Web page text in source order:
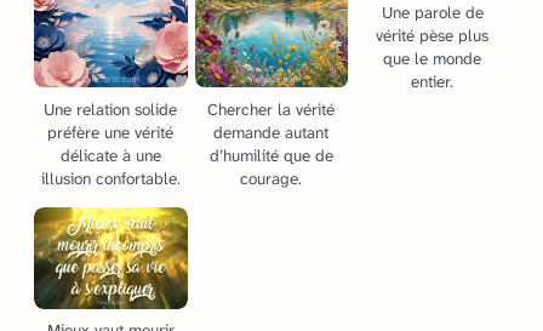
Une relation solide
préfère une vérité
délicate à une
illusion confortable.
Chercher la vérité
demande autant
d’humilité que de
courage.
Une parole de
vérité pèse plus
que le monde
entier.